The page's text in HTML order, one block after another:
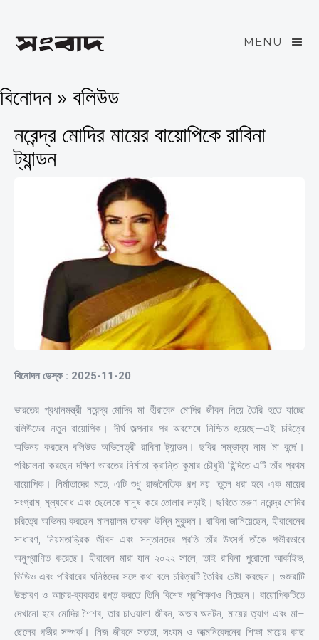
MENU
বিনোদন » বলিউড
নরেন্দ্র মোদির মায়ের বায়োপিকে রাবিনা
ট্যান্ডন
বিনোদন ডেস্ক : 2025-11-20
ভারতের প্রধানমন্ত্রী নরেন্দ্র মোদির মা হীরাবেন মোদির জীবন নিয়ে তৈরি হতে যাচ্ছে
বলিউডের নতুন বায়োপিক। দীর্ঘ জল্পনার পর অবশেষে নিশ্চিত হয়েছে—এই চরিত্রে
অভিনয় করছেন বলিউড অভিনেত্রী রাবিনা ট্যান্ডন। ছবির সম্ভাব্য নাম ‘মা বন্দে’।
পরিচালনা করছেন দক্ষিণ ভারতের নির্মাতা ক্রান্তি কুমার চৌধুরী হিন্দিতে এটি তাঁর প্রথম
বায়োপিক। নির্মাতাদের মতে, এটি শুধু রাজনৈতিক গল্প নয়; তুলে ধরা হবে এক মায়ের
সংগ্রাম, মূল্যবোধ এবং ছেলেকে মানুষ করে তোলার লড়াই। ছবিতে তরুণ নরেন্দ্র মোদির
চরিত্রে অভিনয় করছেন মালয়ালম তারকা উন্নি মুকুন্দন। রাবিনা জানিয়েছেন, হীরাবেনের
সাধারণ, নিয়মতান্ত্রিক জীবন এবং সন্তানদের প্রতি তাঁর উৎসর্গ তাঁকে গভীরভাবে
অনুপ্রাণিত করেছে। হীরাবেন মারা যান ২০২২ সালে, তাই রাবিনা পুরোনো আর্কাইভ,
ভিডিও এবং পরিবারের ঘনিষ্ঠদের সঙ্গে কথা বলে চরিত্রটি তৈরির চেষ্টা করছেন। গুজরাটি
উচ্চারণ ও আচার-ব্যবহার রপ্ত করতে তিনি বিশেষ প্রশিক্ষণও নিচ্ছেন। বায়োপিকটিতে
দেখানো হবে মোদির শৈশব, তার চাওয়ালা জীবন, অভাব-অনটন, মায়ের ত্যাগ এবং মা–
ছেলের গভীর সম্পর্ক। নিজ জীবনে সততা, সংযম ও আত্মনিবেদনের শিক্ষা মায়ের কাছ